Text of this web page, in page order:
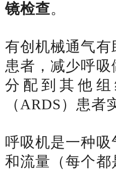
镜检查。
有创机械通气
患者，减少呼
分配到其他
（ARDS）患
呼吸机是一种
和流量（每个